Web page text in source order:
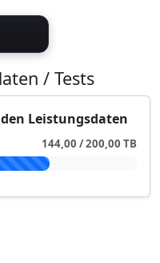
/ Tests
Leistungsdaten
144,00 / 200,00 TB